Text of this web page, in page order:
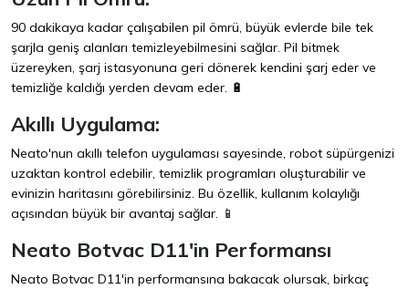
90 dakikaya kadar çalışabilen pil ömrü, büyük evlerde bile tek
şarjla geniş alanları temizleyebilmesini sağlar. Pil bitmek
üzereyken, şarj istasyonuna geri dönerek kendini şarj eder ve
temizliğe kaldığı yerden devam eder. 🔋
Akıllı Uygulama:
Neato'nun akıllı telefon uygulaması sayesinde, robot süpürgenizi
uzaktan kontrol edebilir, temizlik programları oluşturabilir ve
evinizin haritasını görebilirsiniz. Bu özellik, kullanım kolaylığı
açısından büyük bir avantaj sağlar. 📱
Neato Botvac D11'in Performansı
Neato Botvac D11'in performansına bakacak olursak, birkaç